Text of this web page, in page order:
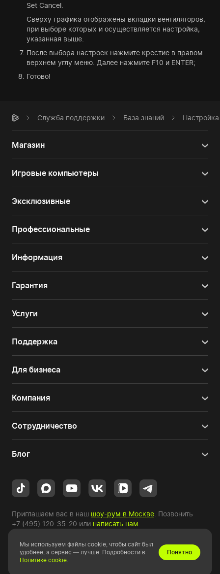
Set Cancel.
Сверху графика отображены вкладки вентиляторов,
при выборе которых и осуществляется настройка,
указанная выше.
После выбора настроек нажмите крестие в правом
верхнем углу меню. Далее нажмите F10 и ENTER;
Готово!
Служба поддержки База знаний Настройка
Магазин
Игровые компьютеры
Эксклюзивные
Профессиональные
Информация
Гарантия
Услуги
Поддержка
Для бизнеса
Компания
Сотрудничество
Блог
Приглашаем вас в наш шоу-рум в Москве . Позвонить
+7 (495) 120-35-20 или написать нам
Copyright © 2010-2026 HYPERPC.
Мы используем файлы cookie, чтобы сайт был
удобнее, а сервис — лучше. Подробности в
Политике cookie.
Понятно